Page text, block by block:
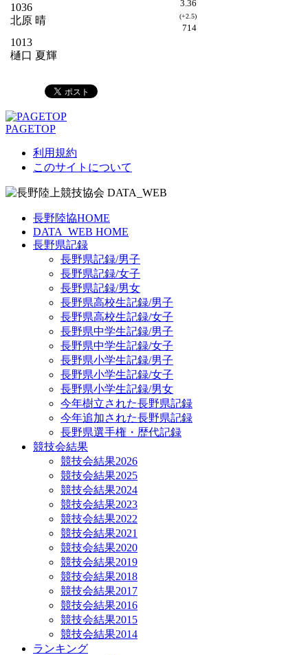
1036
北原 晴
3.36
(+2.5)
714
1013
樋口 夏輝
PAGETOP
利用規約
このサイトについて
長野陸協HOME
DATA_WEB HOME
長野県記録
長野県記録/男子
長野県記録/女子
長野県記録/男女
長野県高校生記録/男子
長野県高校生記録/女子
長野県中学生記録/男子
長野県中学生記録/女子
長野県小学生記録/男子
長野県小学生記録/女子
長野県小学生記録/男女
今年樹立された長野県記録
今年追加された長野県記録
長野県選手権・歴代記録
競技会結果
競技会結果2026
競技会結果2025
競技会結果2024
競技会結果2023
競技会結果2022
競技会結果2021
競技会結果2020
競技会結果2019
競技会結果2018
競技会結果2017
競技会結果2016
競技会結果2015
競技会結果2014
ランキング